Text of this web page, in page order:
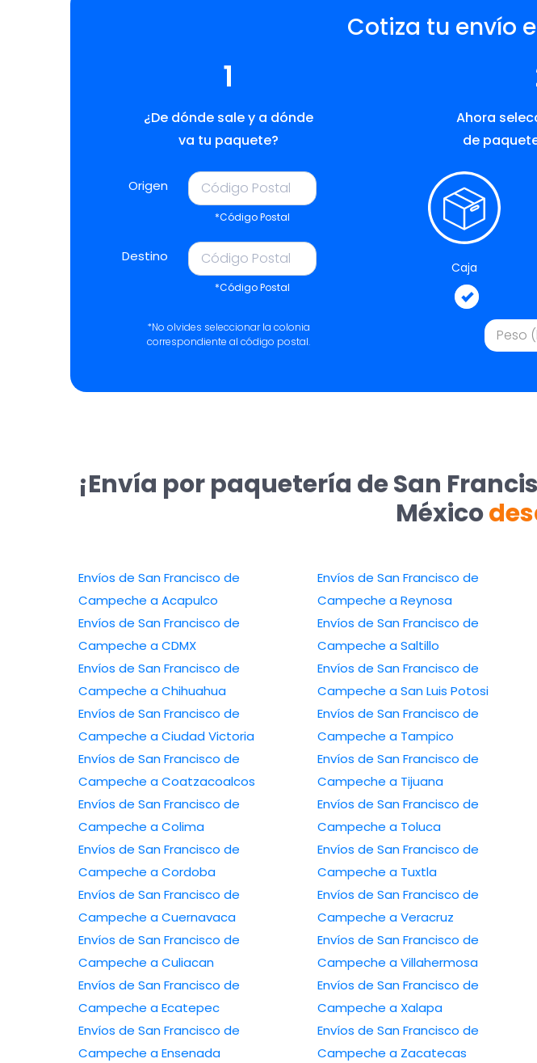
Cotiza tu envío
1
¿De dónde sale y a dónde
va tu paquete?
Origen
*Código Postal
Destino
*Código Postal
*No olvides seleccionar la colonia
correspondiente al código postal.
Ahora
de
Caja
¡Envía por paquetería de San
México
Envíos de San Francisco de
Campeche a Acapulco
Envíos de San Francisco de
Campeche a CDMX
Envíos de San Francisco de
Campeche a Chihuahua
Envíos de San Francisco de
Campeche a Ciudad Victoria
Envíos de San Francisco de
Campeche a Coatzacoalcos
Envíos de San Francisco de
Campeche a Colima
Envíos de San Francisco de
Campeche a Cordoba
Envíos de San Francisco de
Campeche a Cuernavaca
Envíos de San Francisco de
Campeche a Culiacan
Envíos de San Francisco de
Campeche a Ecatepec
Envíos de San Francisco de
Campeche a Ensenada
Envíos de San Francisco de
Campeche a Reynosa
Envíos de San Francisco de
Campeche a Saltillo
Envíos de San Francisco de
Campeche a San Luis Potosi
Envíos de San Francisco de
Campeche a Tampico
Envíos de San Francisco de
Campeche a Tijuana
Envíos de San Francisco de
Campeche a Toluca
Envíos de San Francisco de
Campeche a Tuxtla
Envíos de San Francisco de
Campeche a Veracruz
Envíos de San Francisco de
Campeche a Villahermosa
Envíos de San Francisco de
Campeche a Xalapa
Envíos de San Francisco de
Campeche a Zacatecas